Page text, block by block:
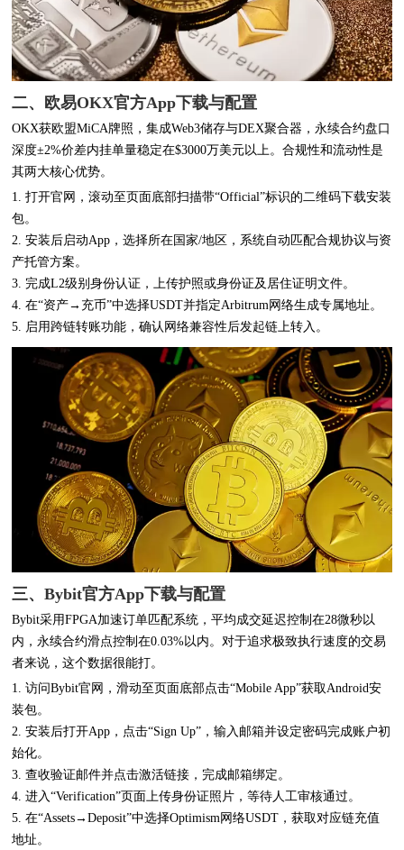
二、欧易OKX官方App下载与配置
OKX获欧盟MiCA牌照，集成Web3储存与DEX聚合器，永续合约盘口
深度±2%价差内挂单量稳定在$3000万美元以上。合规性和流动性是
其两大核心优势。
1. 打开官网，滚动至页面底部扫描带“Official”标识的二维码下载安装
包。
2. 安装后启动App，选择所在国家/地区，系统自动匹配合规协议与资
产托管方案。
3. 完成L2级别身份认证，上传护照或身份证及居住证明文件。
4. 在“资产→充币”中选择USDT并指定Arbitrum网络生成专属地址。
5. 启用跨链转账功能，确认网络兼容性后发起链上转入。
三、Bybit官方App下载与配置
Bybit采用FPGA加速订单匹配系统，平均成交延迟控制在28微秒以
内，永续合约滑点控制在0.03%以内。对于追求极致执行速度的交易
者来说，这个数据很能打。
1. 访问Bybit官网，滑动至页面底部点击“Mobile App”获取Android安
装包。
2. 安装后打开App，点击“Sign Up”，输入邮箱并设定密码完成账户初
始化。
3. 查收验证邮件并点击激活链接，完成邮箱绑定。
4. 进入“Verification”页面上传身份证照片，等待人工审核通过。
5. 在“Assets→Deposit”中选择Optimism网络USDT，获取对应链充值
地址。